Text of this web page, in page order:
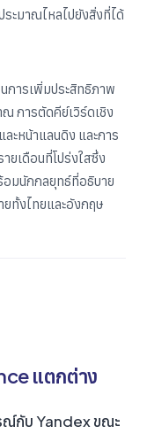
ะมาณไหลไปยังสิ่งที่ได้
การเพิ่มประสิทธิภาพ
การตัดคีย์เวิร์ดเชิง
ะหน้าแลนดิง และการ
ยเดือนที่โปร่งใสซึ่ง
อมนักกลยุทธ์ที่อธิบาย
ยทั้งไทยและอังกฤษ
แตกต่าง
ณ์กับ Yandex ขณะ